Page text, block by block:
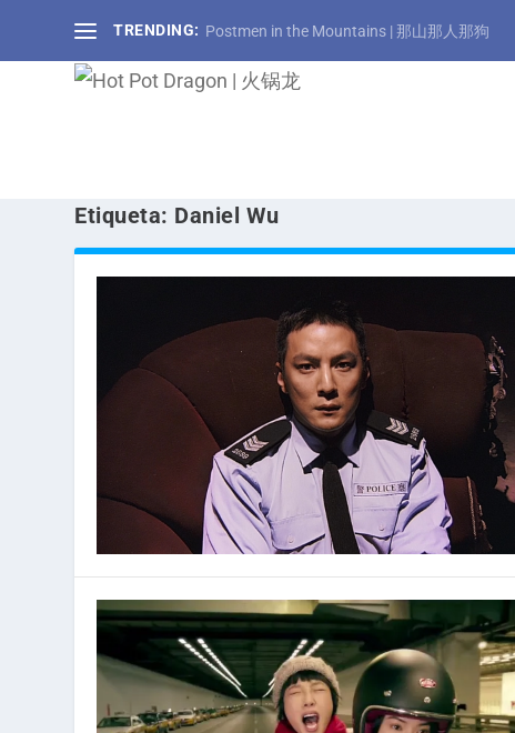
TRENDING: Postmen in the Mountains | 那山那人那狗
Etiqueta: Daniel Wu